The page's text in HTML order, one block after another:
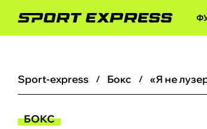
sport-express бокс
БОКС